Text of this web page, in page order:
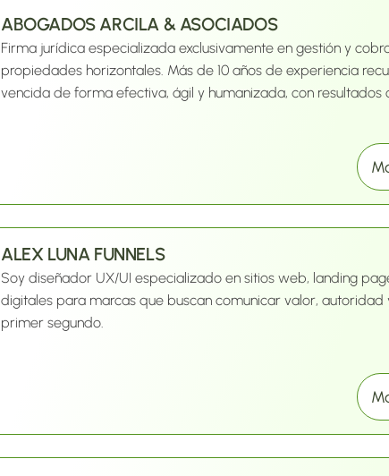
ABOGADOS ARCILA & ASOCIADOS
Firma jurídica especializada exclusivamente en gestión y
propiedades horizontales. Más de 10 años de experiencia
vencida de forma efectiva, ágil y humanizada, con
ALEX LUNA FUNNELS
Soy diseñador UX/UI especializado en sitios web, landing
digitales para marcas que buscan comunicar valor, autoridad
primer segundo.